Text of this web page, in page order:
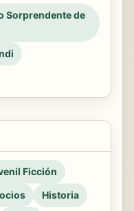
Sorprendente de
Ficción
Historia